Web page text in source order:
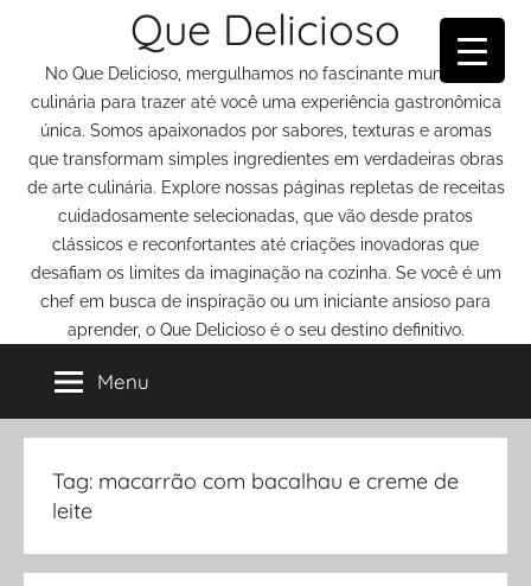
conteúdo
Que Delicioso
No Que Delicioso, mergulhamos no fascinante mundo da
culinária para trazer até você uma experiência gastronômica
única. Somos apaixonados por sabores, texturas e aromas
que transformam simples ingredientes em verdadeiras obras
de arte culinária. Explore nossas páginas repletas de receitas
cuidadosamente selecionadas, que vão desde pratos
clássicos e reconfortantes até criações inovadoras que
desafiam os limites da imaginação na cozinha. Se você é um
chef em busca de inspiração ou um iniciante ansioso para
aprender, o Que Delicioso é o seu destino definitivo.
Menu
Tag: macarrão com bacalhau e creme de
leite